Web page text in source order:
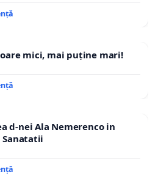
mici, mai puține mari!
d-nei Ala Nemerenco in